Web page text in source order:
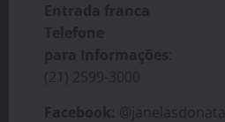
Entrada franca
Telefone
para Informações
(21) 2599-3000
Facebook: @janelasdonatal